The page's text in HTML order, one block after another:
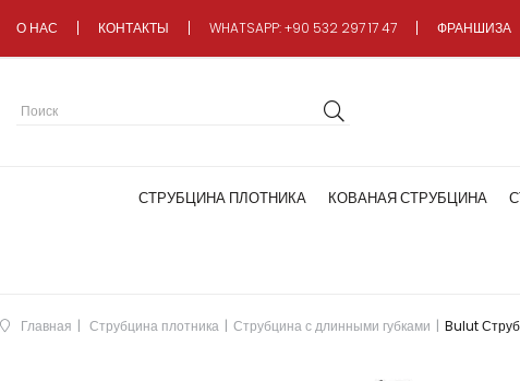
О НАС КОНТАКТЫ WHATSAPP: +90 532 297 17 47 ФРАНШИЗА
СТРУБЦИНА ПЛОТНИКА КОВАНАЯ СТРУБЦИНА
Главная Струбцина плотника Струбцина с длинными губками Bulut